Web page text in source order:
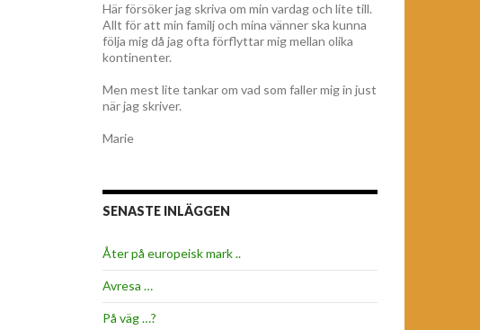
Här försöker jag skriva om min vardag och lite till.
Allt för att min familj och mina vänner ska kunna
följa mig då jag ofta förflyttar mig mellan olika
kontinenter.
Men mest lite tankar om vad som faller mig in just
när jag skriver.
Marie
SENASTE INLÄGGEN
Åter på europeisk mark ..
Avresa …
På väg …?